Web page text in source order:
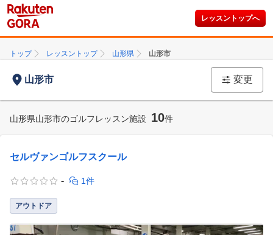
レッスントップへ
トップ レッスントップ 山形県 山形市
山形市 変更
山形県山形市のゴルフレッスン施設 10件
セルヴァンゴルフスクール
- 1件
アウトドア